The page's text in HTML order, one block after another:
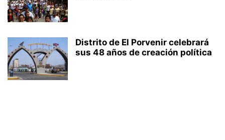
Distrito de El Porvenir celebrará
sus 48 años de creación política